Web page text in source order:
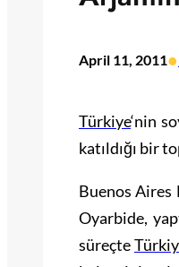
April 11, 2011•
Türkiye‘nin
katıldığı bir
Buenos Aires
Oyarbide,
süreçte